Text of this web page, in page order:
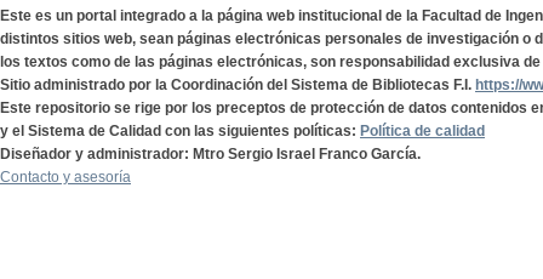
Este es un portal integrado a la página web institucional de la Facultad de
distintos sitios web, sean páginas electrónicas personales de investigación o
los textos como de las páginas electrónicas, son responsabilidad exclusiva
Sitio administrado por la Coordinación del Sistema de Bibliotecas F.I. https://
Este repositorio se rige por los preceptos de protección de datos contenidos
y el Sistema de Calidad con las siguientes políticas: Política de calidad
Diseñador y administrador: Mtro Sergio Israel Franco García.
Contacto y asesoría